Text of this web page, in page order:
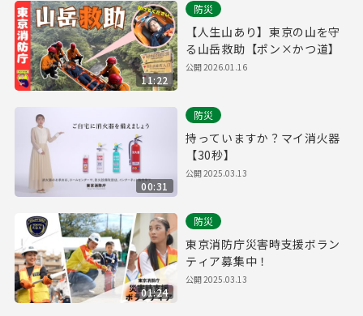
11:22
防災
【人生山あり】東京の山を守
る山岳救助【ポン×かつ道】
公開2026.01.16
00:31
防災
持っていますか？マイ消火器
【30秒】
公開2025.03.13
01:24
防災
東京消防庁災害時支援ボラン
ティア募集中！
公開2025.03.13